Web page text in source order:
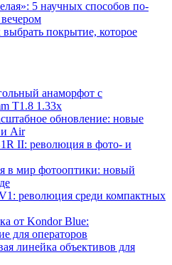
5 научных способов по-
покрытие, которое
анаморфот с
T1.8 1.33x
обновление: новые
и Air
II: революция в фото- и
в мир фотооптики: новый
революция среди компактных
от Kondor Blue:
для операторов
линейка объективов для